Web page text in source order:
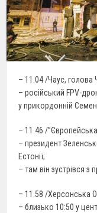
– 11.04 /Чаус, голова
– російський FPV-
у прикордонній
– 11.46 /
– президент
Естонії;
– там він зустрівся з
– 11.58 /Херсонська
– близько 10:50 у